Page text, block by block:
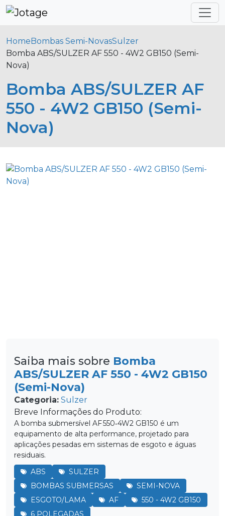
HomeBombas Semi-NovasSulzer
Bomba ABS/SULZER AF 550 - 4W2 GB150 (Semi-
Nova)
Bomba ABS/SULZER AF
550 - 4W2 GB150 (Semi-
Nova)
Saiba mais sobre Bomba
ABS/SULZER AF 550 - 4W2 GB150
(Semi-Nova)
Categoria: Sulzer
Breve Informações do Produto:
A bomba submersível AF 550‑4W2 GB150 é um
equipamento de alta performance, projetado para
aplicações pesadas em sistemas de esgoto e águas
residuais.
ABS
SULZER
BOMBAS SUBMERSAS
SEMI-NOVA
ESGOTO/LAMA
AF
550 - 4W2 GB150
6 POLEGADAS